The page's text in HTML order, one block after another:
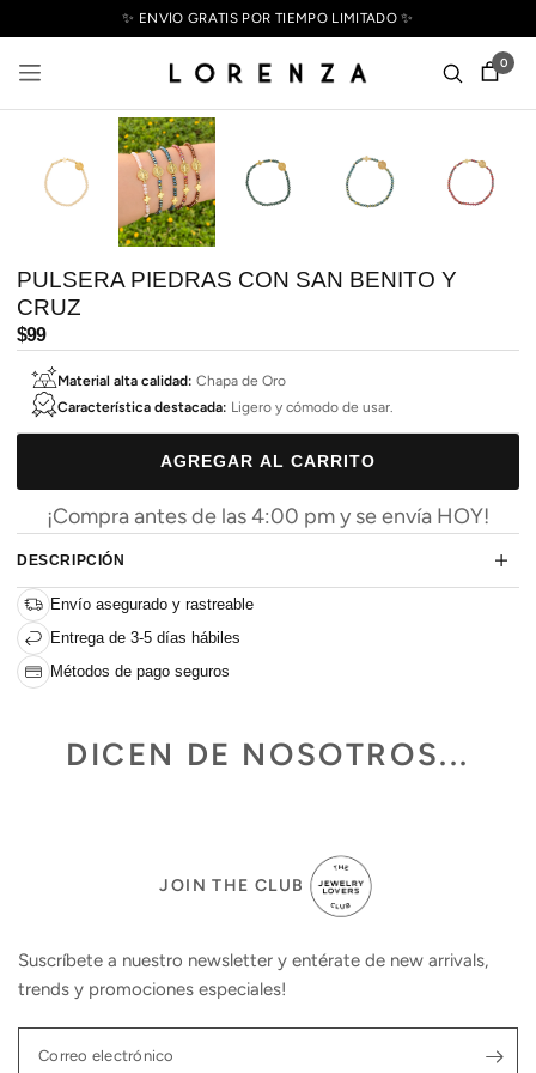
✨ ENVÍO GRATIS POR TIEMPO LIMITADO ✨
0
PULSERA PIEDRAS CON SAN BENITO Y
CRUZ
Precio
habitual
$99
Material alta calidad: Chapa de Oro
Característica destacada: Ligero y cómodo de usar.
AGREGAR AL CARRITO
¡Compra antes de las 4:00 pm y se envía HOY!
DESCRIPCIÓN
Envío asegurado y rastreable
Entrega de 3-5 días hábiles
Métodos de pago seguros
DICEN DE NOSOTROS...
JOIN THE CLUB
Suscríbete a nuestro newsletter y entérate de new arrivals,
trends y promociones especiales!
Correo electrónico